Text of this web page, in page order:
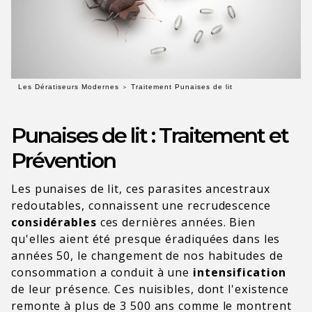
Les Dératiseurs Modernes > Traitement Punaises de lit
Punaises de lit : Traitement et
Prévention
Les punaises de lit, ces parasites ancestraux
redoutables, connaissent une recrudescence
considérables ces dernières années. Bien
qu'elles aient été presque éradiquées dans les
années 50, le changement de nos habitudes de
consommation a conduit à une intensification
de leur présence. Ces nuisibles, dont l'existence
remonte à plus de 3 500 ans comme le montrent